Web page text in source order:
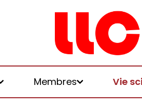
Membres Vie